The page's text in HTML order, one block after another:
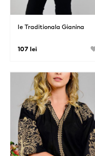
Ie Traditionala Gianina
107 lei